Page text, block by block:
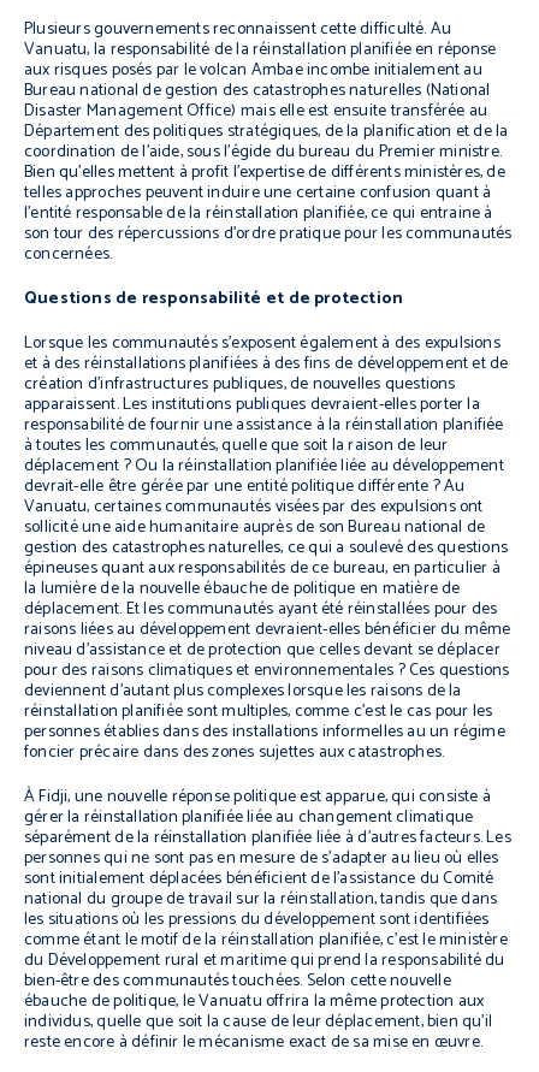
Plusieurs gouvernements reconnaissent cette difficulté. Au
Vanuatu, la responsabilité de la réinstallation planifiée en réponse
aux risques posés par le volcan Ambae incombe initialement au
Bureau national de gestion des catastrophes naturelles (National
Disaster Management Office) mais elle est ensuite transférée au
Département des politiques stratégiques, de la planification et de la
coordination de l’aide, sous l’égide du bureau du Premier ministre.
Bien qu’elles mettent à profit l’expertise de différents ministères, de
telles approches peuvent induire une certaine confusion quant à
l’entité responsable de la réinstallation planifiée, ce qui entraine à
son tour des répercussions d’ordre pratique pour les communautés
concernées.
Questions de responsabilité et de protection
Lorsque les communautés s’exposent également à des expulsions
et à des réinstallations planifiées à des fins de développement et de
création d’infrastructures publiques, de nouvelles questions
apparaissent. Les institutions publiques devraient-elles porter la
responsabilité de fournir une assistance à la réinstallation planifiée
à toutes les communautés, quelle que soit la raison de leur
déplacement ? Ou la réinstallation planifiée liée au développement
devrait-elle être gérée par une entité politique différente ? Au
Vanuatu, certaines communautés visées par des expulsions ont
sollicité une aide humanitaire auprès de son Bureau national de
gestion des catastrophes naturelles, ce qui a soulevé des questions
épineuses quant aux responsabilités de ce bureau, en particulier à
la lumière de la nouvelle ébauche de politique en matière de
déplacement. Et les communautés ayant été réinstallées pour des
raisons liées au développement devraient-elles bénéficier du même
niveau d’assistance et de protection que celles devant se déplacer
pour des raisons climatiques et environnementales ? Ces questions
deviennent d’autant plus complexes lorsque les raisons de la
réinstallation planifiée sont multiples, comme c’est le cas pour les
personnes établies dans des installations informelles au un régime
foncier précaire dans des zones sujettes aux catastrophes.
À Fidji, une nouvelle réponse politique est apparue, qui consiste à
gérer la réinstallation planifiée liée au changement climatique
séparément de la réinstallation planifiée liée à d’autres facteurs. Les
personnes qui ne sont pas en mesure de s’adapter au lieu où elles
sont initialement déplacées bénéficient de l’assistance du Comité
national du groupe de travail sur la réinstallation, tandis que dans
les situations où les pressions du développement sont identifiées
comme étant le motif de la réinstallation planifiée, c’est le ministère
du Développement rural et maritime qui prend la responsabilité du
bien-être des communautés touchées. Selon cette nouvelle
ébauche de politique, le Vanuatu offrira la même protection aux
individus, quelle que soit la cause de leur déplacement, bien qu’il
reste encore à définir le mécanisme exact de sa mise en œuvre.